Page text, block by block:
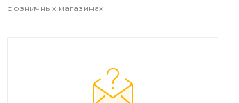
розничных магазинах